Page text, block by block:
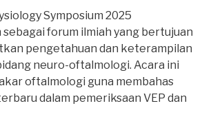
Symposium 2025
forum ilmiah yang bertujuan
pengetahuan dan keterampilan
neuro-oftalmologi. Acara ini
oftalmologi guna membahas
dalam pemeriksaan VEP dan